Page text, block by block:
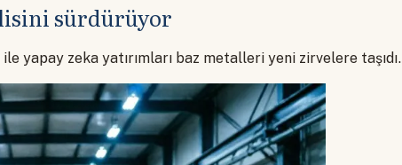
sürdürüyor
yapay zeka yatırımları baz metalleri yeni zirvelere taşıdı.